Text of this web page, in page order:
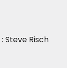
Steve Risch